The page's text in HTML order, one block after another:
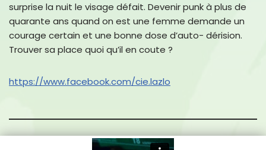
surprise la nuit le visage défait. Devenir punk à plus de
quarante ans quand on est une femme demande un
courage certain et une bonne dose d’auto- dérision.
Trouver sa place quoi qu’il en coute ?
https://www.facebook.com/cie.lazlo